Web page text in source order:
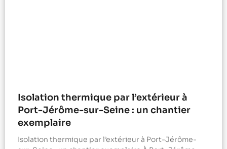
Isolation thermique par l’extérieur à
Port-Jérôme-sur-Seine : un chantier
exemplaire
Isolation thermique par l’extérieur à Port-Jérôme-